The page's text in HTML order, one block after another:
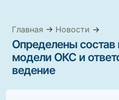
Главная → Новости →
Определены
модели ОКС и
ведение